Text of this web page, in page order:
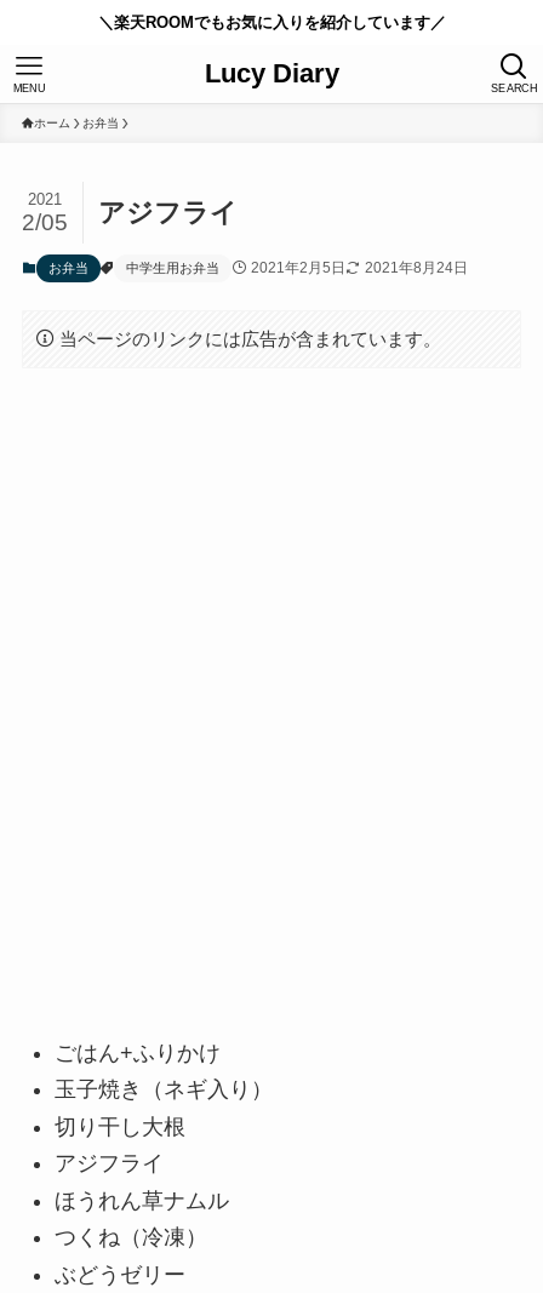
＼楽天ROOMでもお気に入りを紹介しています／
Lucy Diary SEARCH
MENU
ホーム お弁当
アジフライ
2021
2/05
お弁当 中学生用お弁当 2021年2月5日 2021年8月24日
当ページのリンクには広告が含まれています。
ごはん+ふりかけ
玉子焼き（ネギ入り）
切り干し大根
アジフライ
ほうれん草ナムル
つくね（冷凍）
ぶどうゼリー